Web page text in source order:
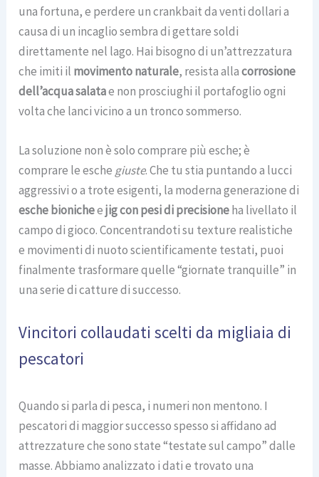
una fortuna, e perdere un crankbait da venti dollari a
causa di un incaglio sembra di gettare soldi
direttamente nel lago. Hai bisogno di un’attrezzatura
che imiti il movimento naturale, resista allacorrosione
dell’acqua salatae non prosciughi il portafoglio ogni
volta che lanci vicino a un tronco sommerso.
La soluzione non è solo comprare più esche; è
comprare le esche giuste. Che tu stia puntando a lucci
aggressivi o a trote esigenti, la moderna generazione di
esche bionicheejig con pesi di precisioneha livellato il
campo di gioco. Concentrandoti su texture realistiche
e movimenti di nuoto scientificamente testati, puoi
finalmente trasformare quelle “giornate tranquille” in
una serie di catture di successo.
Vincitori collaudati scelti da migliaia di
pescatori
Quando si parla di pesca, i numeri non mentono. I
pescatori di maggior successo spesso si affidano ad
attrezzature che sono state “testate sul campo” dalle
masse. Abbiamo analizzato i dati e trovato una